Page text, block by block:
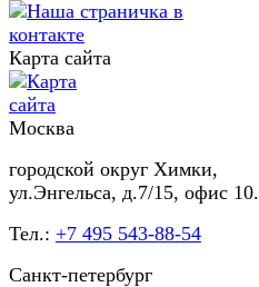
Карта сайта
Москва
городской округ Химки,
ул.Энгельса, д.7/15, офис 10.
Тел.: +7 495 543-88-54
Санкт-петербург